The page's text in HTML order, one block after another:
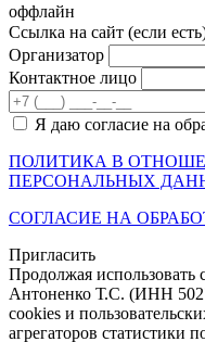
оффлайн
Cсылка на сайт (если
Организатор
Контактное лицо
Я даю согласие на
ПОЛИТИКА В
ПЕРСОНАЛЬНЫХ
СОГЛАСИЕ НА
Пригласить
Продолжая использовать
Антоненко Т.С. (ИНН
cookies и
агрегаторов статистики